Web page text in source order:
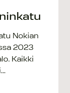
Nokian
2023
Kaikki